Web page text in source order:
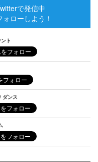
で発信中
ローしよう！
ト
ダンス